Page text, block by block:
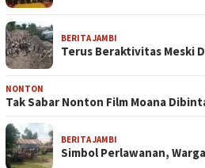
BERITA JAMBI
Terus Beraktivitas Meski
NONTON
Tak Sabar Nonton Film Moana
BERITA JAMBI
Simbol Perlawanan,